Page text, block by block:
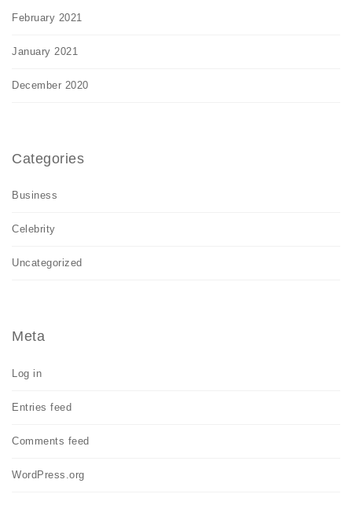
February 2021
January 2021
December 2020
Categories
Business
Celebrity
Uncategorized
Meta
Log in
Entries feed
Comments feed
WordPress.org